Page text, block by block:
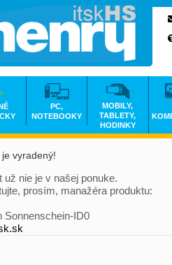
vyradený!
už nie je v našej ponuke.
prosím, manažéra produktu:
Sonnenschein-ID0
PC,
NOTEBOOKY
MOBILY,
TABLETY,
HODINKY